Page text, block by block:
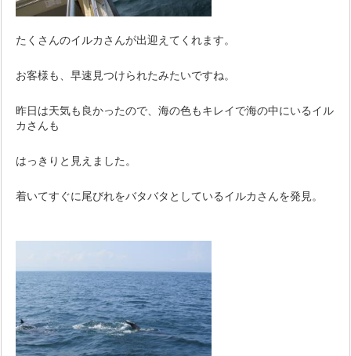
たくさんのイルカさんが出迎えてくれます。
お客様も、早速見つけられたみたいですね。
昨日は天気も良かったので、海の色もキレイで海の中にいるイル
カさんも
はっきりと見えました。
着いてすぐに尾びれをバタバタとしているイルカさんを発見。